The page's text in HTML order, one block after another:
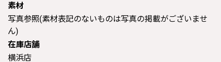
素材
写真参照(素材表記のないものは写真の掲載がございませ
ん)
在庫店舗
横浜店